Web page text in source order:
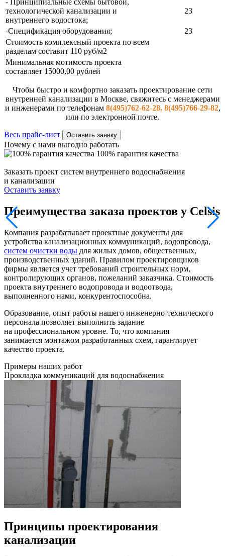
- Принципиальные схемы бытовой,
технологической канализации и
внутреннего водостока;
23
-Спецификация оборудования;
23
Стоимость комплексный проекта по всем
разделам составит 110 руб/м2
Минимальная мотимость проекта
составляет 15000,00 рублей
Чтобы быстро и комфортно заказать проектирование сети
внутренней канализации в Москве, свяжитесь с менеджерами
и инженерами по телефонам 8(495)762-62-28, 8(495)766-29-82,
или по электронной почте.
Весь прайс-лист Оставить заявку
Почему с нами выгодно работать
100% гарантия качества
Заказать проект систем внутреннего водоснабжения
и канализации
Оставить заявку
Преимущества заказа проектов у Celsis
Компания разрабатывает проектные документы для
устройства канализационных коммуникаций, водопровода,
систем очистки воды для жилых домов, общественных,
производственных зданий. Правилом проектировщиков
фирмы является учет требований строительных норм,
контролирующих органов, пожеланий заказчика. Стоимость
проекта внутреннего водопровода и водоотвода,
выполненного нами, конкурентоспособна.
Образование, опыт работы нашего инженерно-технического
персонала позволяет выполнить задание
на профессиональном уровне. То, что компания
занимается монтажом разработанных схем, гарантирует
качество проекта.
Примеры наших работ
Прокладка коммуникаций для водоснабжения
Принципы проектирования
канализации